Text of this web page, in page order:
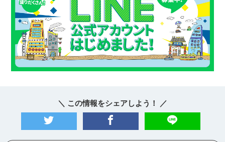
＼ この情報をシェアしよう！ ／